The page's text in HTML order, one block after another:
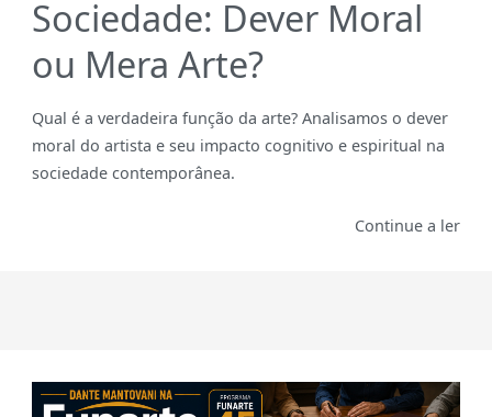
Sociedade: Dever Moral
ou Mera Arte?
Qual é a verdadeira função da arte? Analisamos o dever
moral do artista e seu impacto cognitivo e espiritual na
sociedade contemporânea.
Continue a ler